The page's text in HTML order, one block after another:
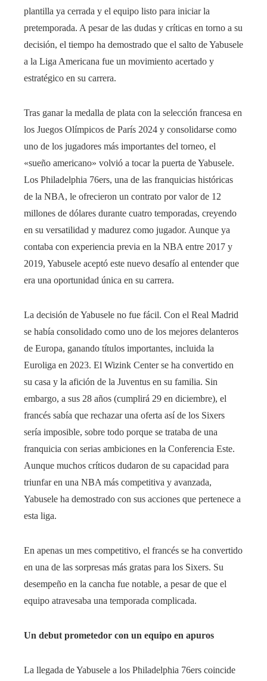
plantilla ya cerrada y el equipo listo para iniciar la
pretemporada. A pesar de las dudas y críticas en torno a su
decisión, el tiempo ha demostrado que el salto de Yabusele
a la Liga Americana fue un movimiento acertado y
estratégico en su carrera.
Tras ganar la medalla de plata con la selección francesa en
los Juegos Olímpicos de París 2024 y consolidarse como
uno de los jugadores más importantes del torneo, el
«sueño americano» volvió a tocar la puerta de Yabusele.
Los Philadelphia 76ers, una de las franquicias históricas
de la NBA, le ofrecieron un contrato por valor de 12
millones de dólares durante cuatro temporadas, creyendo
en su versatilidad y madurez como jugador. Aunque ya
contaba con experiencia previa en la NBA entre 2017 y
2019, Yabusele aceptó este nuevo desafío al entender que
era una oportunidad única en su carrera.
La decisión de Yabusele no fue fácil. Con el Real Madrid
se había consolidado como uno de los mejores delanteros
de Europa, ganando títulos importantes, incluida la
Euroliga en 2023. El Wizink Center se ha convertido en
su casa y la afición de la Juventus en su familia. Sin
embargo, a sus 28 años (cumplirá 29 en diciembre), el
francés sabía que rechazar una oferta así de los Sixers
sería imposible, sobre todo porque se trataba de una
franquicia con serias ambiciones en la Conferencia Este.
Aunque muchos críticos dudaron de su capacidad para
triunfar en una NBA más competitiva y avanzada,
Yabusele ha demostrado con sus acciones que pertenece a
esta liga.
En apenas un mes competitivo, el francés se ha convertido
en una de las sorpresas más gratas para los Sixers. Su
desempeño en la cancha fue notable, a pesar de que el
equipo atravesaba una temporada complicada.
Un debut prometedor con un equipo en apuros
La llegada de Yabusele a los Philadelphia 76ers coincide